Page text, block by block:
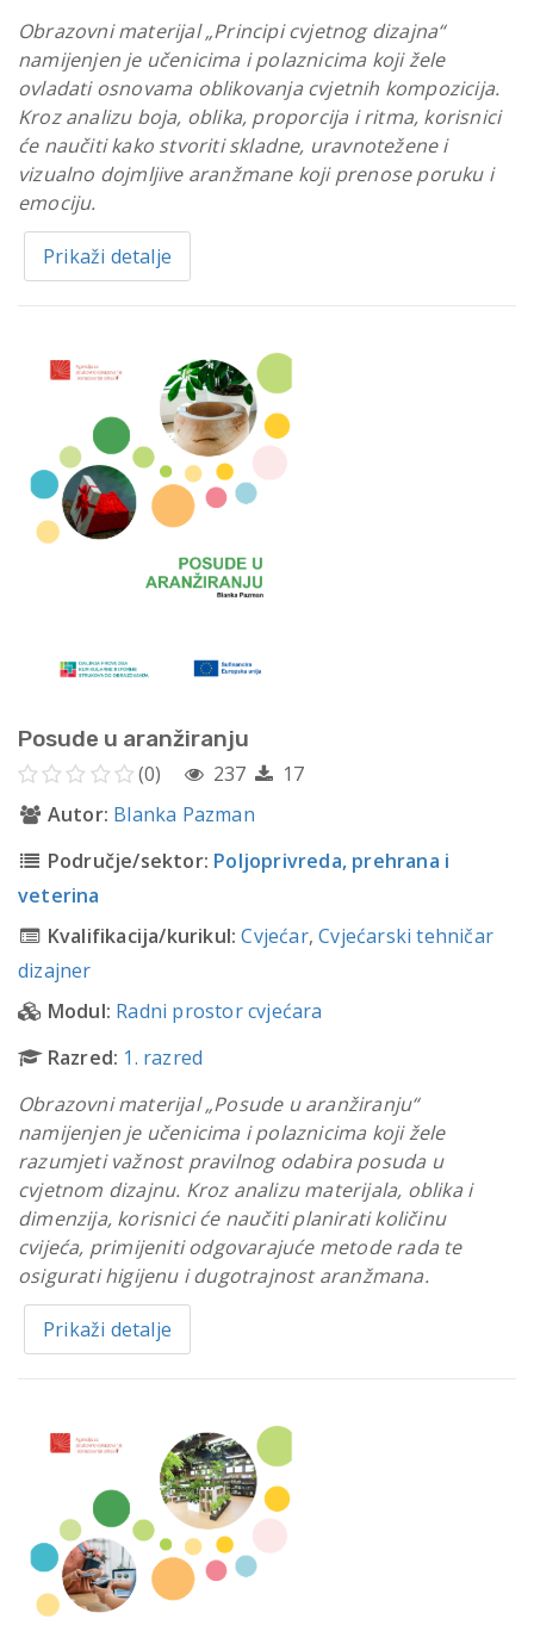
Obrazovni materijal „Principi cvjetnog dizajna“
namijenjen je učenicima i polaznicima koji žele
ovladati osnovama oblikovanja cvjetnih kompozicija.
Kroz analizu boja, oblika, proporcija i ritma, korisnici
će naučiti kako stvoriti skladne, uravnotežene i
vizualno dojmljive aranžmane koji prenose poruku i
emociju.
Prikaži detalje
Posude u aranžiranju
(0) 237
17
Autor: Blanka Pazman
Područje/sektor: Poljoprivreda, prehrana i
veterina
Kvalifikacija/kurikul: Cvjećar,Cvjećarski tehničar
dizajner
Modul: Radni prostor cvjećara
Razred: 1. razred
Obrazovni materijal „Posude u aranžiranju“
namijenjen je učenicima i polaznicima koji žele
razumjeti važnost pravilnog odabira posuda u
cvjetnom dizajnu. Kroz analizu materijala, oblika i
dimenzija, korisnici će naučiti planirati količinu
cvijeća, primijeniti odgovarajuće metode rada te
osigurati higijenu i dugotrajnost aranžmana.
Prikaži detalje